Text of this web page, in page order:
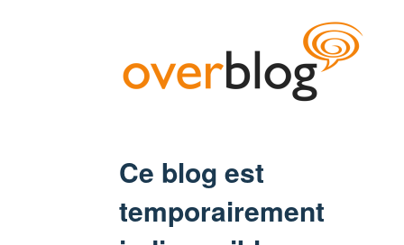
Ce blog est
temporairement